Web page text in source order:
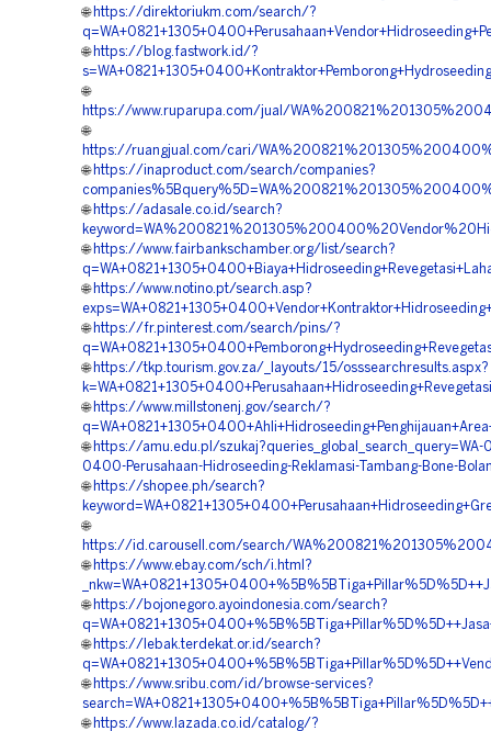
🌐 https://direktoriukm.com/search/?
🌐 https://blog.fastwork.id/?
🌐
https://www.ruparupa.com/jual/
🌐
https://ruangjual.com/cari/
🌐 https://inaproduct.com/search/companies?
🌐 https://adasale.co.id/search?
🌐 https://www.fairbankschamber.org/list/search?
🌐 https://www.notino.pt/search.asp?
🌐 https://fr.pinterest.com/search/pins/?
🌐 https://tkp.tourism.gov.za/_layouts/15/osssearchresults.aspx?
🌐 https://www.millstonenj.gov/search/?
🌐 https://amu.edu.pl/szukaj?queries_global_search_query=WA-
0400-Perusahaan-Hidroseeding-Reklamasi-Tambang-Bone-
🌐 https://shopee.ph/search?
🌐
https://id.carousell.com/search/
🌐 https://www.ebay.com/sch/i.html?
🌐 https://bojonegoro.ayoindonesia.com/search?
🌐 https://lebak.terdekat.or.id/search?
🌐 https://www.sribu.com/id/browse-services?
🌐 https://www.lazada.co.id/catalog/?